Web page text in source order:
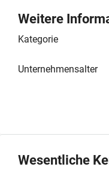
zusätzlichen
werden kann. Das
Warenbestand, das
gewachsenen
des Personals
Bestimmungen zum
oder strategische
Weitere
Kategorie
Unternehmensalter
Wesentliche